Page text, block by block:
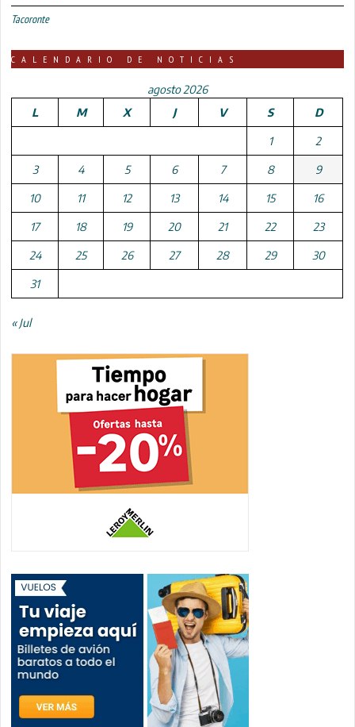
Tacoronte
CALENDARIO DE NOTICIAS
agosto 2026
L
M X J V S D
1 2
3 4 5 6 7 8 9
10 11 12 13 14 15 16
17 18 19 20 21 22 23
24 25 26 27 28 29 30
31
« Jul